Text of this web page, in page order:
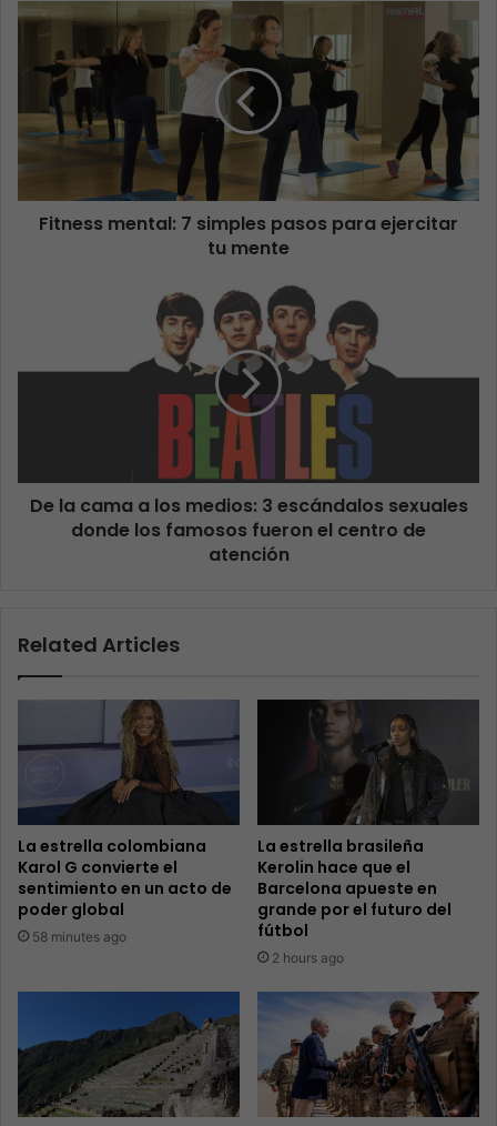
Fitness mental: 7 simples pasos para ejercitar
tu mente
De la cama a los medios: 3 escándalos sexuales
donde los famosos fueron el centro de
atención
Related Articles
La estrella colombiana
Karol G convierte el
sentimiento en un acto de
poder global
58 minutes ago
La estrella brasileña
Kerolin hace que el
Barcelona apueste en
grande por el futuro del
fútbol
2 hours ago